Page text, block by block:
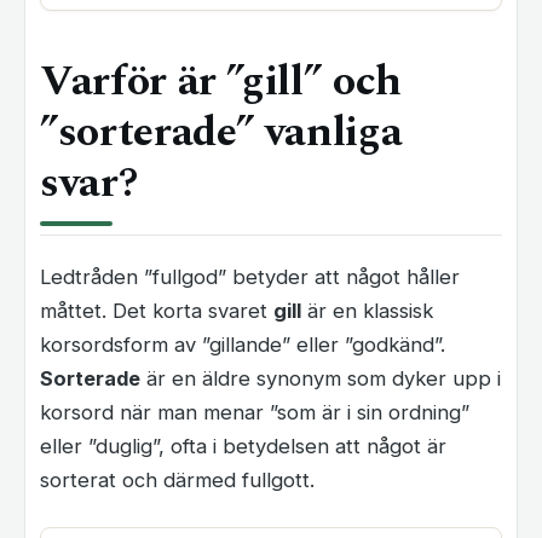
Varför är ”gill” och
”sorterade” vanliga
svar?
Ledtråden ”fullgod” betyder att något håller
måttet. Det korta svaret gill är en klassisk
korsordsform av ”gillande” eller ”godkänd”.
Sorterade är en äldre synonym som dyker upp i
korsord när man menar ”som är i sin ordning”
eller ”duglig”, ofta i betydelsen att något är
sorterat och därmed fullgott.